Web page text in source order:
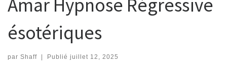
Amar Hypnose Régressive
ésotériques
par Shaff Publié juillet 12, 2025